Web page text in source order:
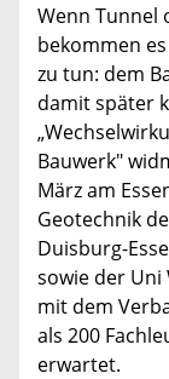
Wenn Tunnel
bekommen
zu tun: dem
damit später
Bauwerk"
März am
Geotechnik
Duisburg-
sowie der
mit dem
als 200
erwartet.